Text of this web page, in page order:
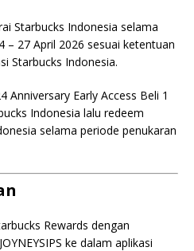
Starbucks Indonesia selama
– 27 April 2026 sesuai ketentuan
Starbucks Indonesia.
Anniversary Early Access Beli 1
Indonesia lalu redeem
selama periode penukaran
Rewards dengan
ke dalam aplikasi